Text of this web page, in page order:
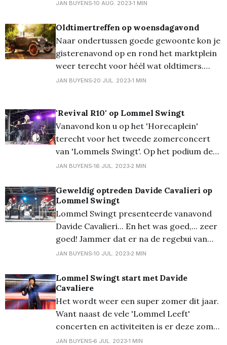
zoals van de Teutenmarkt en de
optredens op de zondagavonden, en
straks met de kermis trouwens!
JAN BUYENS 10 AUG. 2023 1 MIN
Oldtimertreffen op woensdagavond
Naar ondertussen goede gewoonte kon je
gisterenavond op en rond het marktplein
weer terecht voor héél wat oldtimers.
Onze fotograaf Rowen Boons had zich tot
voertuigen op de gevoelige plaat te
zetten, en... gisteren was het zover! Alle
foto&
JAN BUYENS 20 JUL. 2023 1 MIN
'Revival R10' op Lommel Swingt
Vanavond kon u op het 'Horecaplein'
terecht voor het tweede zomerconcert
van 'Lommels Swingt'. Op het podium de
coverband Revival R10 (what's in a name...)
country over pop tot rock. En er viel zelfs
al eens een
JAN BUYENS 16 JUL. 2023 2 MIN
Geweldig optreden Davide Cavalieri op
Lommel Swingt
Lommel Swingt presenteerde vanavond
Davide Cavalieri... En het was goed,... zeer
goed! Jammer dat er na de regebui van
15.30 uur, en de dreiging van een nieuw
wat aanwezigen afhaakten, of daarna niet
(durfden) komen. Maar alle afwezigen
hadden ongelijk
JAN BUYENS 10 JUL. 2023 2 MIN
Lommel Swingt start met Davide
Cavaliere
Het wordt weer een super zomer dit jaar.
Want naast de vele 'Lommel Leeft'
concerten en activiteiten is er deze zomer
ook een nieuwe editie van 'Lommel
JAN BUYENS 6 JUL. 2023 1 MIN